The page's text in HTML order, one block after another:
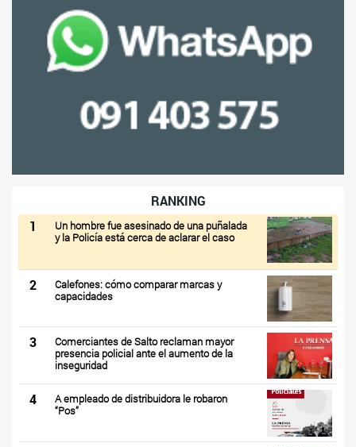
RANKING
1
Un hombre fue asesinado de una puñalada
y la Policía está cerca de aclarar el caso
2
Calefones: cómo comparar marcas y
capacidades
3
Comerciantes de Salto reclaman mayor
presencia policial ante el aumento de la
inseguridad
4
A empleado de distribuidora le robaron
“Pos”